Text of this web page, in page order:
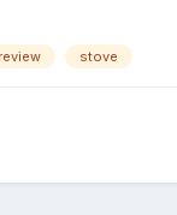
review stove